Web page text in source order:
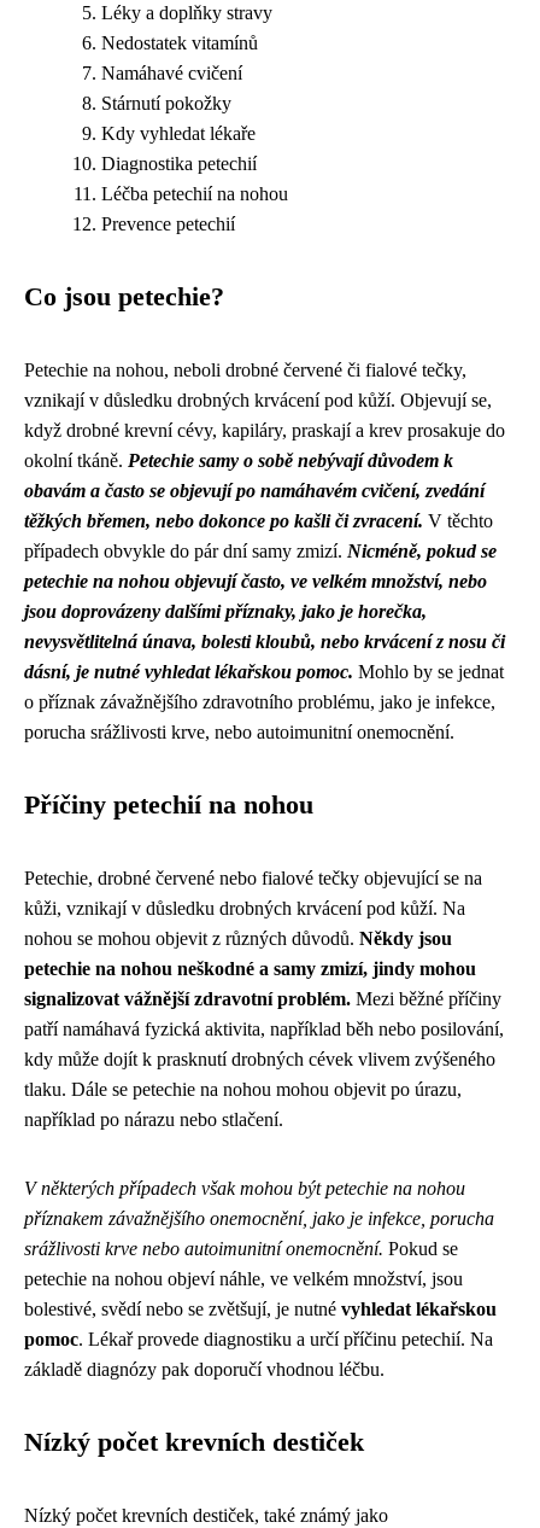
Léky a doplňky stravy
Nedostatek vitamínů
Namáhavé cvičení
Stárnutí pokožky
Kdy vyhledat lékaře
Diagnostika petechií
Léčba petechií na nohou
Prevence petechií
Co jsou petechie?
Petechie na nohou, neboli drobné červené či fialové tečky,
vznikají v důsledku drobných krvácení pod kůží. Objevují se,
když drobné krevní cévy, kapiláry, praskají a krev prosakuje do
okolní tkáně. Petechie samy o sobě nebývají důvodem k
obavám a často se objevují po namáhavém cvičení, zvedání
těžkých břemen, nebo dokonce po kašli či zvracení. V těchto
případech obvykle do pár dní samy zmizí. Nicméně, pokud se
petechie na nohou objevují často, ve velkém množství, nebo
jsou doprovázeny dalšími příznaky, jako je horečka,
nevysvětlitelná únava, bolesti kloubů, nebo krvácení z nosu či
dásní, je nutné vyhledat lékařskou pomoc. Mohlo by se jednat
o příznak závažnějšího zdravotního problému, jako je infekce,
porucha srážlivosti krve, nebo autoimunitní onemocnění.
Příčiny petechií na nohou
Petechie, drobné červené nebo fialové tečky objevující se na
kůži, vznikají v důsledku drobných krvácení pod kůží. Na
nohou se mohou objevit z různých důvodů. Někdy jsou
petechie na nohou neškodné a samy zmizí, jindy mohou
signalizovat vážnější zdravotní problém. Mezi běžné příčiny
patří namáhavá fyzická aktivita, například běh nebo posilování,
kdy může dojít k prasknutí drobných cévek vlivem zvýšeného
tlaku. Dále se petechie na nohou mohou objevit po úrazu,
například po nárazu nebo stlačení.
V některých případech však mohou být petechie na nohou
příznakem závažnějšího onemocnění, jako je infekce, porucha
srážlivosti krve nebo autoimunitní onemocnění. Pokud se
petechie na nohou objeví náhle, ve velkém množství, jsou
bolestivé, svědí nebo se zvětšují, je nutné vyhledat lékařskou
pomoc. Lékař provede diagnostiku a určí příčinu petechií. Na
základě diagnózy pak doporučí vhodnou léčbu.
Nízký počet krevních destiček
Nízký počet krevních destiček, také známý jako